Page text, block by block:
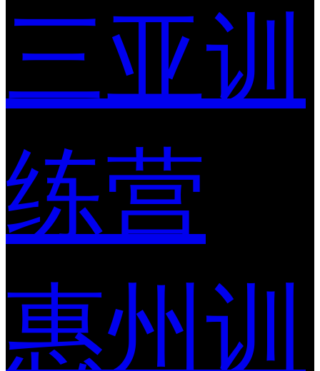
三亚训
练营
惠州训